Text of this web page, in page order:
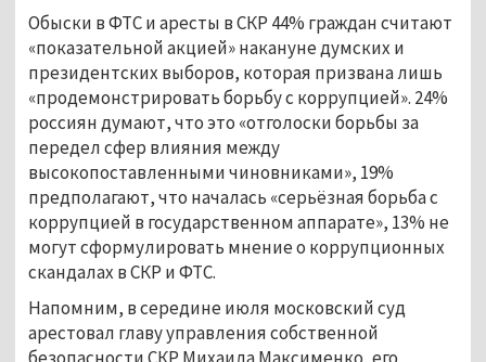
Обыски в ФТС и аресты в СКР 44% граждан считают
«показательной акцией» накануне думских и
президентских выборов, которая призвана лишь
«продемонстрировать борьбу с коррупцией». 24%
россиян думают, что это «отголоски борьбы за
передел сфер влияния между
высокопоставленными чиновниками», 19%
предполагают, что началась «серьёзная борьба с
коррупцией в государственном аппарате», 13% не
могут сформулировать мнение о коррупционных
скандалах в СКР и ФТС.
Напомним, в середине июля московский суд
арестовал главу управления собственной